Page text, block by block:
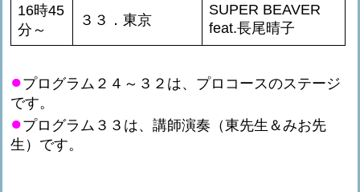
16時45
分～
３３．東京
SUPER BEAVER
feat.長尾晴子
●プログラム２４～３２は、プロコースのステージ
です。
●プログラム３３は、講師演奏（東先生＆みお先
生）です。